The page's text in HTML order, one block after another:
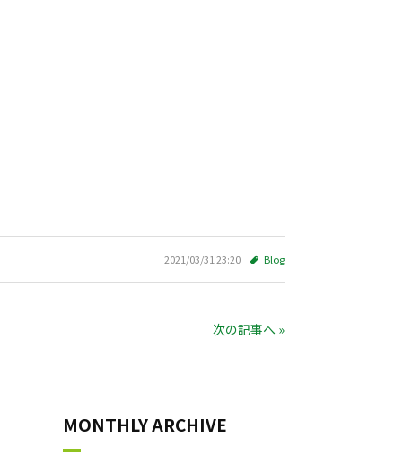
2021/03/31 23:20 Blog
次の記事へ »
MONTHLY ARCHIVE